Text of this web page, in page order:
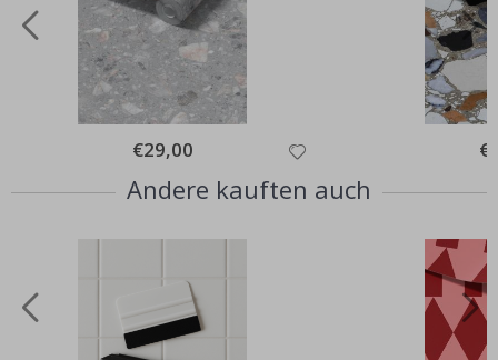
Special
Price
€29,00
Andere kauften auch